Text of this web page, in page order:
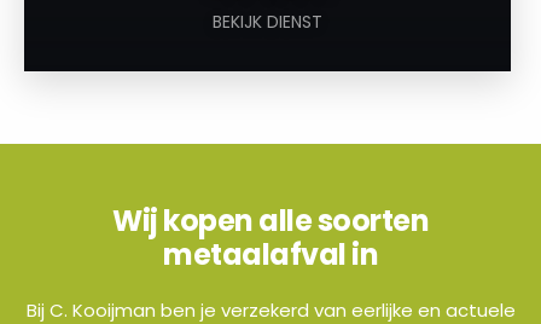
BEKIJK DIENST
Wij kopen alle soorten
metaalafval in
Bij C. Kooijman ben je verzekerd van eerlijke en actuele